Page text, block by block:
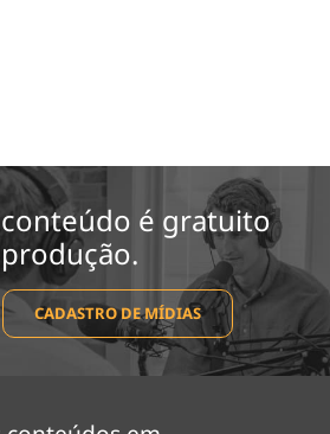
é gratuito
CADASTRO DE MÍDIAS